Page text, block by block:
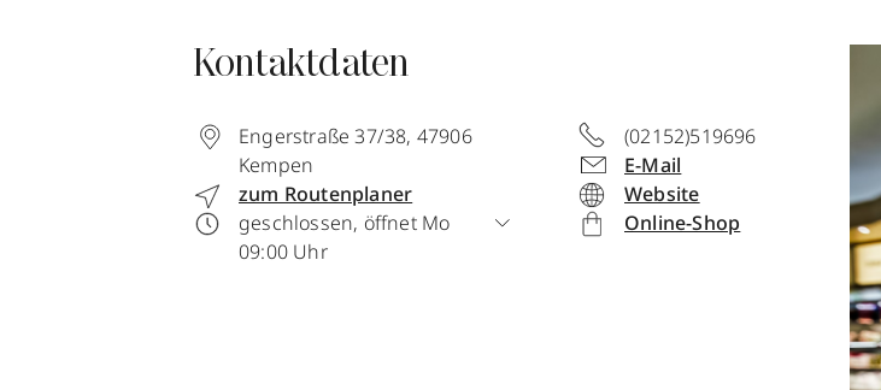
Kontaktdaten
Engerstraße 37/38, 47906
Kempen
zum Routenplaner
geschlossen, öffnet Mo
09:00 Uhr
(02152)519696
E-Mail
Website
Online-Shop